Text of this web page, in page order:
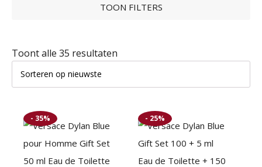
TOON FILTERS
Toont alle 35 resultaten
- 35% - 25%